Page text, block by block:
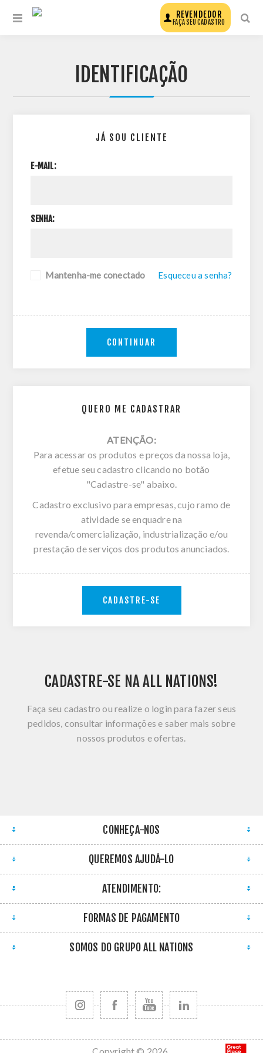
REVENDEDOR
FAÇA SEU CADASTRO
IDENTIFICAÇÃO
QUERO ME CADASTRAR
ATENÇÃO:
Para acessar os produtos e preços da nossa loja,
efetue seu cadastro clicando no botão
"Cadastre-se" abaixo.
Cadastro exclusivo para empresas, cujo ramo de
atividade se enquadre na
revenda/comercialização, industrialização e/ou
prestação de serviços dos produtos anunciados.
CADASTRE-SE
JÁ SOU CLIENTE
E-MAIL:
SENHA:
Mantenha-me conectado Esqueceu a senha?
CONTINUAR
CADASTRE-SE NA ALL NATIONS!
Faça seu cadastro ou realize o login para fazer seus
pedidos, consultar informações e saber mais sobre
nossos produtos e ofertas.
CONHEÇA-NOS
QUEREMOS AJUDÁ-LO
ATENDIMENTO:
FORMAS DE PAGAMENTO
SOMOS DO GRUPO ALL NATIONS